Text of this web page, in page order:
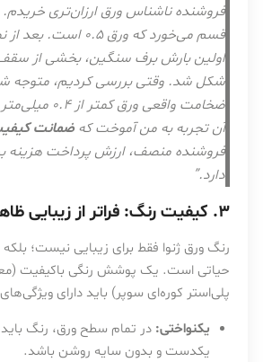
فروشنده ناشناس ورق ارزان‌تری
قسم می‌خورد که ورق 0.5 است.
اولین بارش برف سنگین، بخشی از سقف
شکل شد. وقتی بررسی کردیم، متوجه
ضخامت واقعی ورق
آن تجربه به من آموخت که ضمانت
فروشنده منصف، ارزش پرداخت هزینه
دارد.”
3. کیفیت رنگ: فراتر از زیبایی ظاهری
رنگ ورق ژنوا فقط برای زیبایی نیست؛
حیاتی است. یک پوشش رنگی باکیفیت
پلی‌استر کوره‌ای سوپر) باید دارای
یکنواختی: در تمام سطح ورق، رنگ باید
یکدست و بدون سایه روشن باشد.